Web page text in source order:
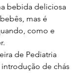
bebida deliciosa
mas é
como e
de Pediatria
introdução de chás